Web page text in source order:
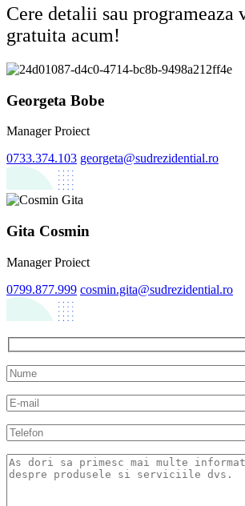
Cere detalii sau programeaza
gratuita acum!
Georgeta Bobe
Manager Proiect
0733.374.103 georgeta@sudrezidential.ro
Gita Cosmin
Manager Proiect
0799.877.999 cosmin.gita@sudrezidential.ro